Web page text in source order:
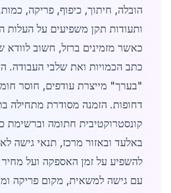
הובלה, חיתוך, כיפוף, פריקה,
ותעודות תקן משפיעים על העלות
כאשר מזמינים ברזל, חשוב
כתב הכמויות ואת שלבי העבודה.
"בערך" מייצרת עודפים, חוסר
דחופות. הזמנה מסודרת מתחילה
קונסטרוקטיבית חתומה וברשימת
באלעד ובאזור מרכז, תנאי גישה
להשפיע על זמן האספקה ועל
עם גישה למשאית, מקום פריקה